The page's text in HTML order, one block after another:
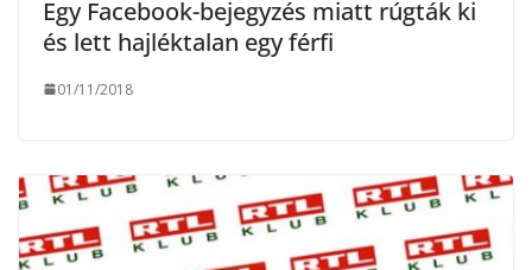
Egy Facebook-bejegyzés miatt rúgták ki
és lett hajléktalan egy férfi
01/11/2018